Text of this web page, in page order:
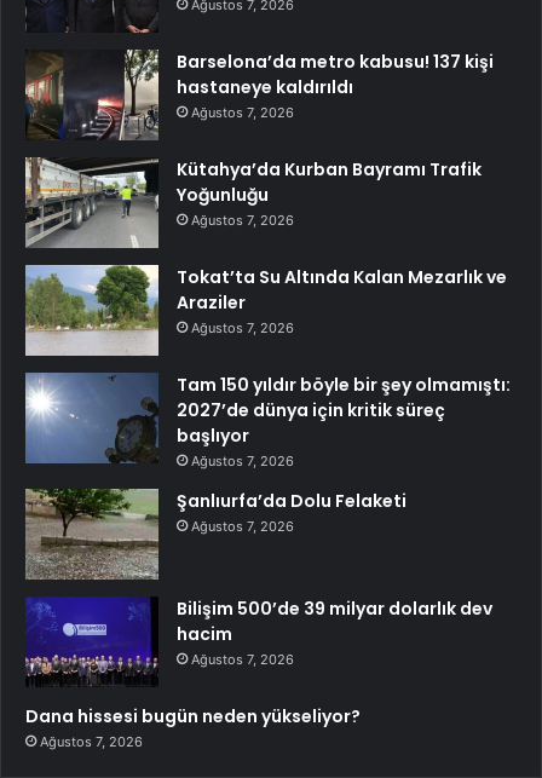
Ağustos 7, 2026
Barselona’da metro kabusu! 137 kişi
hastaneye kaldırıldı
Ağustos 7, 2026
Kütahya’da Kurban Bayramı Trafik
Yoğunluğu
Ağustos 7, 2026
Tokat’ta Su Altında Kalan Mezarlık ve
Araziler
Ağustos 7, 2026
Tam 150 yıldır böyle bir şey olmamıştı:
2027’de dünya için kritik süreç
başlıyor
Ağustos 7, 2026
Şanlıurfa’da Dolu Felaketi
Ağustos 7, 2026
Bilişim 500’de 39 milyar dolarlık dev
hacim
Ağustos 7, 2026
Dana hissesi bugün neden yükseliyor?
Ağustos 7, 2026